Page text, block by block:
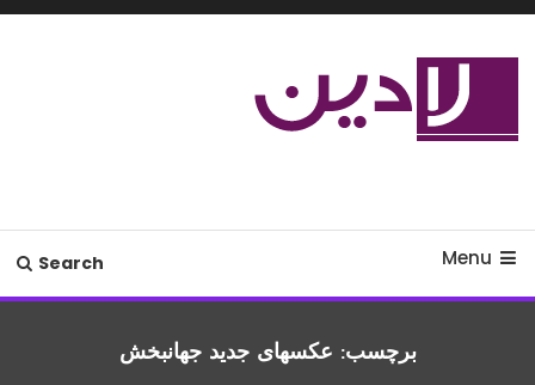
Skip
Menu
Search
برچسب: عکسهای جدید جهانبخش